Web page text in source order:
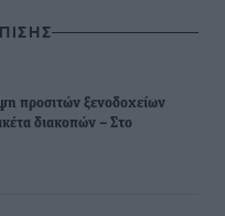
προσιτών ξενοδοχείων
διακοπών – Στο